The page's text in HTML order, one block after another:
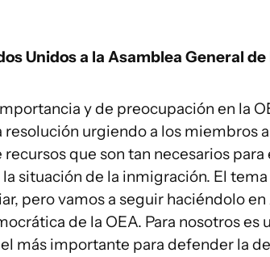
Unidos a la Asamblea General de
y de preocupación en la
urgiendo a los miembros
que son tan necesarios para
situación de la inmigración. El
pero vamos a seguir haciéndolo en
de la OEA. Para nosotros es
más importante para defender la